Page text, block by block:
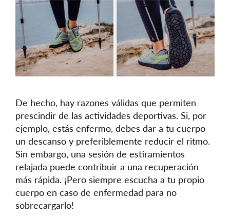
De hecho, hay razones válidas que permiten
prescindir de las actividades deportivas. Si, por
ejemplo, estás enfermo, debes dar a tu cuerpo
un descanso y preferiblemente reducir el ritmo.
Sin embargo, una sesión de estiramientos
relajada puede contribuir a una recuperación
más rápida. ¡Pero siempre escucha a tu propio
cuerpo en caso de enfermedad para no
sobrecargarlo!